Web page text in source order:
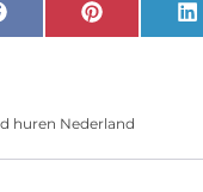
FacebookPinterest
huren Nederland